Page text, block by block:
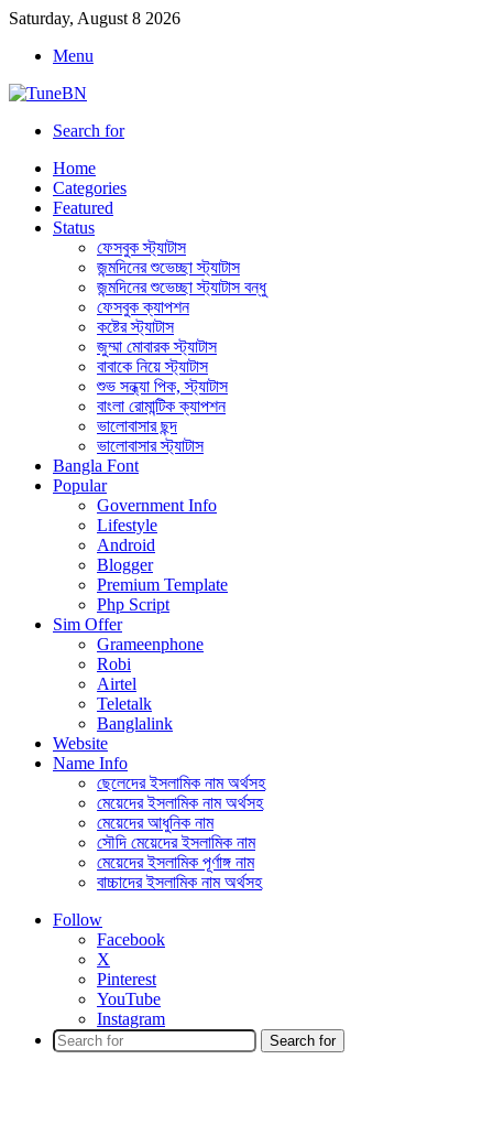
Saturday, August 8 2026
Menu
Search for
Home
Categories
Featured
Status
ফেসবুক স্ট্যাটাস
জন্মদিনের শুভেচ্ছা স্ট্যাটাস
জন্মদিনের শুভেচ্ছা স্ট্যাটাস বন্ধু
ফেসবুক ক্যাপশন
কষ্টের স্ট্যাটাস
জুম্মা মোবারক স্ট্যাটাস
বাবাকে নিয়ে স্ট্যাটাস
শুভ সন্ধ্যা পিক, স্ট্যাটাস
বাংলা রোমান্টিক ক্যাপশন
ভালোবাসার ছন্দ
ভালোবাসার স্ট্যাটাস
Bangla Font
Popular
Government Info
Lifestyle
Android
Blogger
Premium Template
Php Script
Sim Offer
Grameenphone
Robi
Airtel
Teletalk
Banglalink
Website
Name Info
ছেলেদের ইসলামিক নাম অর্থসহ
মেয়েদের ইসলামিক নাম অর্থসহ
মেয়েদের আধুনিক নাম
সৌদি মেয়েদের ইসলামিক নাম
মেয়েদের ইসলামিক পূর্ণাঙ্গ নাম
বাচ্চাদের ইসলামিক নাম অর্থসহ
Follow
Facebook
X
Pinterest
YouTube
Instagram
Search for